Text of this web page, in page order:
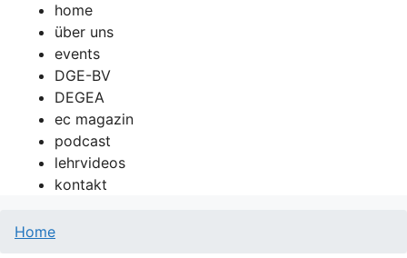
home
über uns
events
DGE-BV
DEGEA
ec magazin
podcast
lehrvideos
kontakt
Home